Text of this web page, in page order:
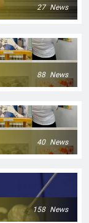
27 News
88 News
40 News
158 News